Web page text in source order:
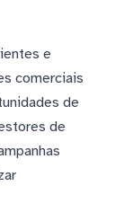
e
comerciais
de
de